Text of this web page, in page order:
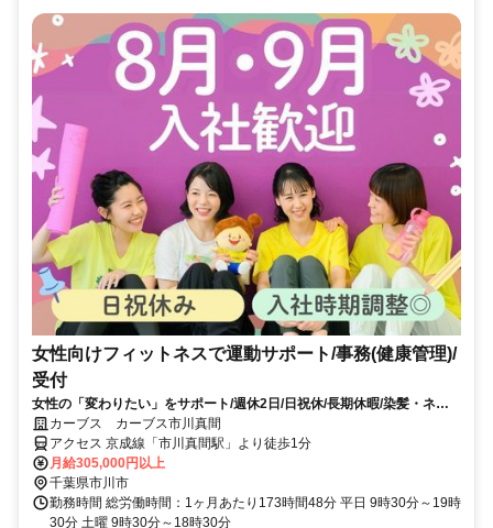
女性向けフィットネスで運動サポート/事務(健康管理)/
受付
女性の「変わりたい」をサポート/週休2日/日祝休/長期休暇/染髪・ネイ
ルOK※規定内
カーブス カーブス市川真間
アクセス 京成線「市川真間駅」より徒歩1分
月給305,000円以上
千葉県市川市
勤務時間 総労働時間：1ヶ月あたり173時間48分 平日 9時30分～19時
30分 土曜 9時30分～18時30分